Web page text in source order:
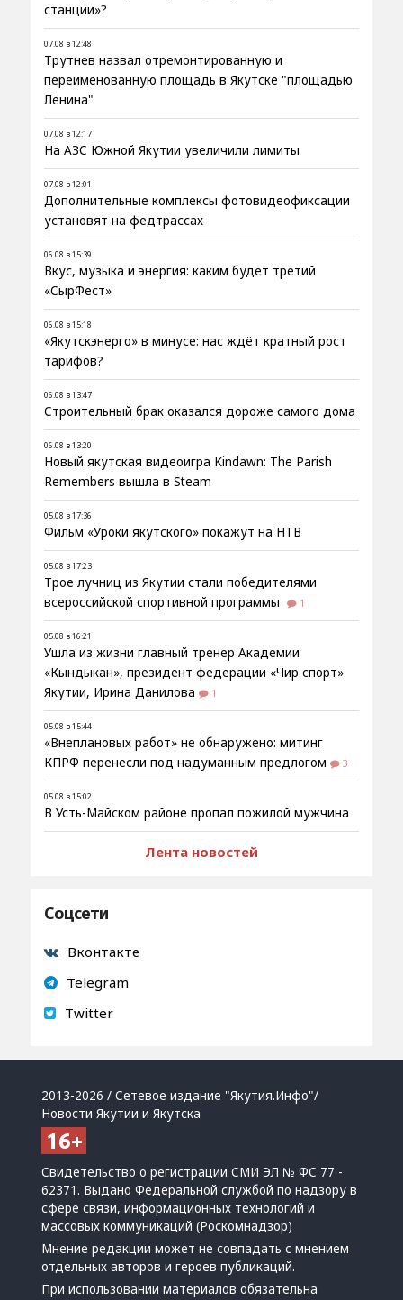
станции»?
07.08 в 12:48
Трутнев назвал отремонтированную и
переименованную площадь в Якутске "площадью
Ленина"
07.08 в 12:17
На АЗС Южной Якутии увеличили лимиты
07.08 в 12:01
Дополнительные комплексы фотовидеофиксации
установят на федтрассах
06.08 в 15:39
Вкус, музыка и энергия: каким будет третий
«СырФест»
06.08 в 15:18
«Якутскэнерго» в минусе: нас ждёт кратный рост
тарифов?
06.08 в 13:47
Строительный брак оказался дороже самого дома
06.08 в 13:20
Новый якутская видеоигра Kindawn: The Parish
Remembers вышла в Steam
05.08 в 17:36
Фильм «Уроки якутского» покажут на НТВ
05.08 в 17:23
Трое лучниц из Якутии стали победителями
всероссийской спортивной программы
1
05.08 в 16:21
Ушла из жизни главный тренер Академии
«Кындыкан», президент федерации «Чир спорт»
Якутии, Ирина Данилова
1
05.08 в 15:44
«Внеплановых работ» не обнаружено: митинг
КПРФ перенесли под надуманным предлогом
3
05.08 в 15:02
В Усть-Майском районе пропал пожилой мужчина
Лента новостей
Соцсети
Вконтакте
Telegram
Twitter
2013-2026 / Сетевое издание "Якутия.Инфо"/
Новости Якутии и Якутска
Свидетельство о регистрации СМИ ЭЛ № ФС 77 -
62371. Выдано Федеральной службой по надзору в
сфере связи, информационных технологий и
массовых коммуникаций (Роскомнадзор)
Мнение редакции может не совпадать с мнением
отдельных авторов и героев публикаций.
При использовании материалов обязательна